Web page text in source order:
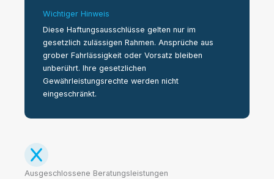
Wichtiger Hinweis
Diese Haftungsausschlüsse gelten nur im
gesetzlich zulässigen Rahmen. Ansprüche aus
grober Fahrlässigkeit oder Vorsatz bleiben
unberührt. Ihre gesetzlichen
Gewährleistungsrechte werden nicht
eingeschränkt.
Ausgeschlossene Beratungsleistungen